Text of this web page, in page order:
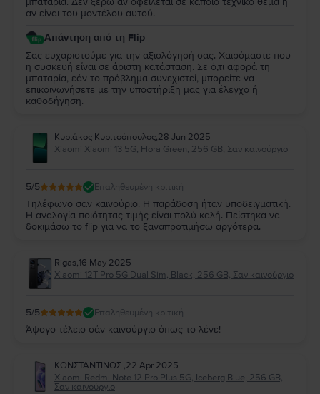
αν είναι του μοντέλου αυτού.
Απάντηση από τη Flip
Σας ευχαριστούμε για την αξιολόγησή σας. Χαιρόμαστε που
η συσκευή είναι σε άριστη κατάσταση. Σε ό,τι αφορά τη
μπαταρία, εάν το πρόβλημα συνεχιστεί, μπορείτε να
επικοινωνήσετε με την υποστήριξη μας για έλεγχο ή
καθοδήγηση.
Κυριάκος Κυριτσόπουλος,28 Jun 2025
Xiaomi Xiaomi 13 5G, Flora Green, 256 GB, Σαν καινούργιο
5/5 Επαληθευμένη κριτική
Τηλέφωνο σαν καινούριο. Η παράδοση ήταν υποδειγματική.
Η αναλογία ποιότητας τιμής είναι πολύ καλή. Πείστηκα να
δοκιμάσω το flip για να το ξαναπροτιμήσω αργότερα.
Rigas,16 May 2025
Xiaomi 12T Pro 5G Dual Sim, Black, 256 GB, Σαν καινούργιο
5/5 Επαληθευμένη κριτική
Άψογο τέλειο σάν καινούργιο όπως το λένε!
ΚΩΝΣΤΑΝΤΙΝΟΣ ,22 Apr 2025
Xiaomi Redmi Note 12 Pro Plus 5G, Iceberg Blue, 256 GB,
Σαν καινούργιο